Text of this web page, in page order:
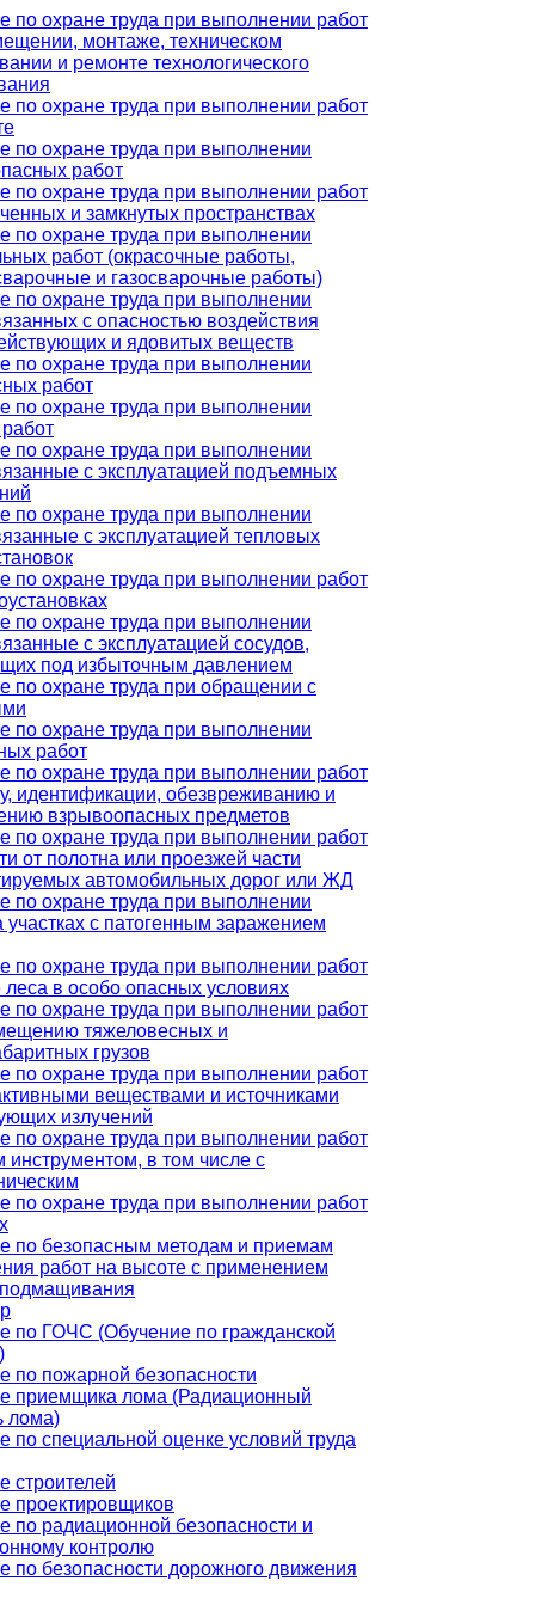
по охране труда при выполнении работ
монтаже, техническом
и ремонте технологического
по охране труда при выполнении работ
по охране труда при выполнении
работ
по охране труда при выполнении работ
и замкнутых пространствах
по охране труда при выполнении
работ (окрасочные работы,
и газосварочные работы)
по охране труда при выполнении
с опасностью воздействия
и ядовитых веществ
по охране труда при выполнении
работ
по охране труда при выполнении
по охране труда при выполнении
с эксплуатацией подъемных
по охране труда при выполнении
с эксплуатацией тепловых
по охране труда при выполнении работ
по охране труда при выполнении
с эксплуатацией сосудов,
под избыточным давлением
по охране труда при обращении с
по охране труда при выполнении
работ
по охране труда при выполнении работ
идентификации, обезвреживанию и
взрывоопасных предметов
по охране труда при выполнении работ
от полотна или проезжей части
автомобильных дорог или ЖД
по охране труда при выполнении
участках с патогенным заражением
по охране труда при выполнении работ
леса в особо опасных условиях
по охране труда при выполнении работ
тяжеловесных и
грузов
по охране труда при выполнении работ
веществами и источниками
излучений
по охране труда при выполнении работ
инструментом, в том числе с
по охране труда при выполнении работ
по безопасным методам и приемам
работ на высоте с применением
по ГОЧС (Обучение по гражданской
по пожарной безопасности
приемщика лома (Радиационный
лома)
по специальной оценке условий труда
строителей
проектировщиков
по радиационной безопасности и
контролю
по безопасности дорожного движения